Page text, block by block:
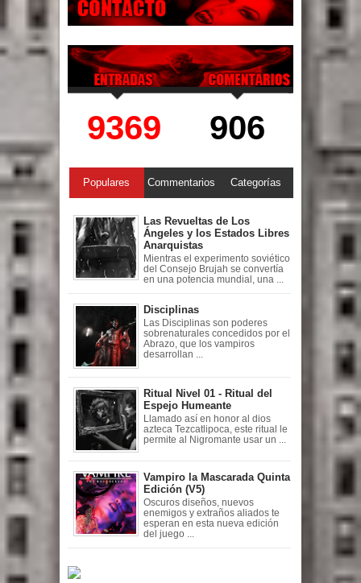
9369 906
Populares Commentarios Categorías
Las Revueltas de Los
Ángeles y los Estados Libres
Anarquistas
Mientras el experimento soviético
del Consejo Brujah se convertía
en una potencia mundial, una ...
Disciplinas
Las Disciplinas son poderes
sobrenaturales concedidos por el
Abrazo, que los vampiros
desarrollan ...
Ritual Nivel 01 - Ritual del
Espejo Humeante
Llamado así en honor al dios
azteca Tezcatlipoca, este ritual le
permite al Nigromante usar un ...
Vampiro la Mascarada Quinta
Edición (V5)
Oscuros diseños, nuevos
enemigos y extraños aliados te
esperan en esta nueva edición
del juego ...